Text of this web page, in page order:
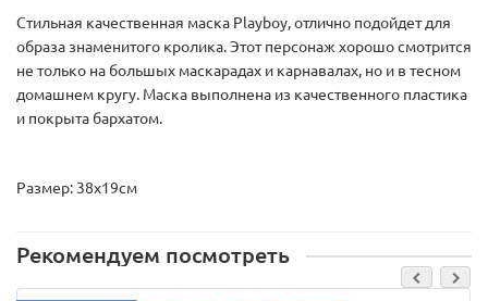
Стильная качественная маска Playboy, отлично подойдет для
образа знаменитого кролика. Этот персонаж хорошо смотрится
не только на большых маскарадах и карнавалах, но и в тесном
домашнем кругу. Маска выполнена из качественного пластика
и покрыта бархатом.
Размер: 38х19см
Рекомендуем посмотреть